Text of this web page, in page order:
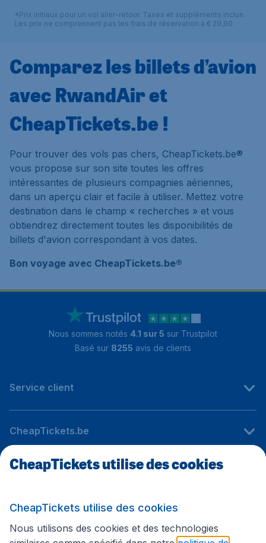
*Prix initiaux pour un vol aller-retour. Taxes et suppléments inclus.
Les prix ne comprennent pas les frais de réservation à € 29,90.
Comparez les billets d’avion
avec RwandAir et
CheapTickets.be !
Pour trouver des vols pas chers, CheapTickets.be®
vous propose sur son site toutes les offres
intéressantes de plusieurs compagnies aériennes,
dans un aperçu clair et facile à utiliser. Mettez votre
destination dans le champ « recherches » et vous
obtiendrez directement toutes les disponibilités de
billets d'avion correspondant à vos dates.
Bon voyage avec CheapTickets.be®
Nous sommes notés 4.1 sur 5 sur Trustpilot
Basé sur 8255 avis de clients
Service client
CheapTickets.be
Sites internationaux
Suivez CheapTickets.be
CheapTickets utilise des cookies
CheapTickets utilise des cookies
Nous utilisons des cookies et des technologies